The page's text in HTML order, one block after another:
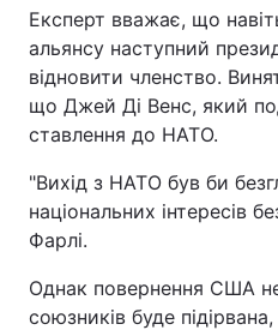
Експерт вважає, що
альянсу наступний
відновити членство.
що Джей Ді Венс, який
ставлення до НАТО.
"Вихід з НАТО був би
національних інтересів
Фарлі.
Однак повернення США
союзників буде